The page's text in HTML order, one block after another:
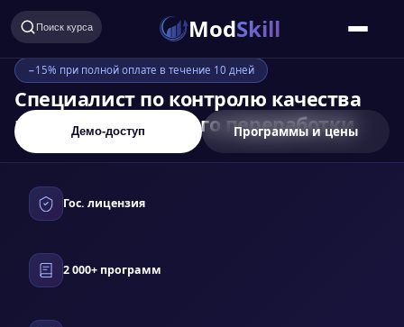
ModSkill
Поиск курса
−15% при полной оплате в течение 10 дней
Специалист по контролю качества
газа и продуктов его переработки
Демо-доступ Программы и цены
Гос. лицензия
2 000+ программ